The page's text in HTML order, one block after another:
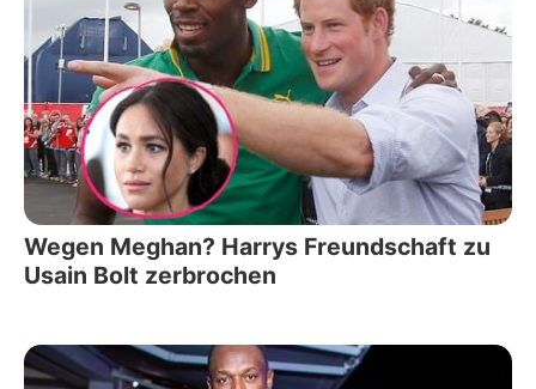
Wegen Meghan? Harrys Freundschaft zu
Usain Bolt zerbrochen